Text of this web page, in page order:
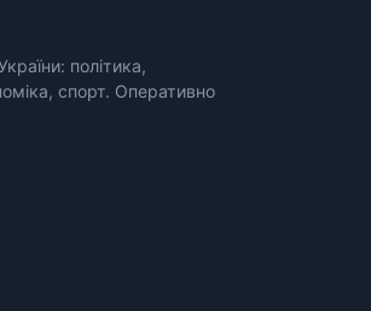
політика,
спорт. Оперативно